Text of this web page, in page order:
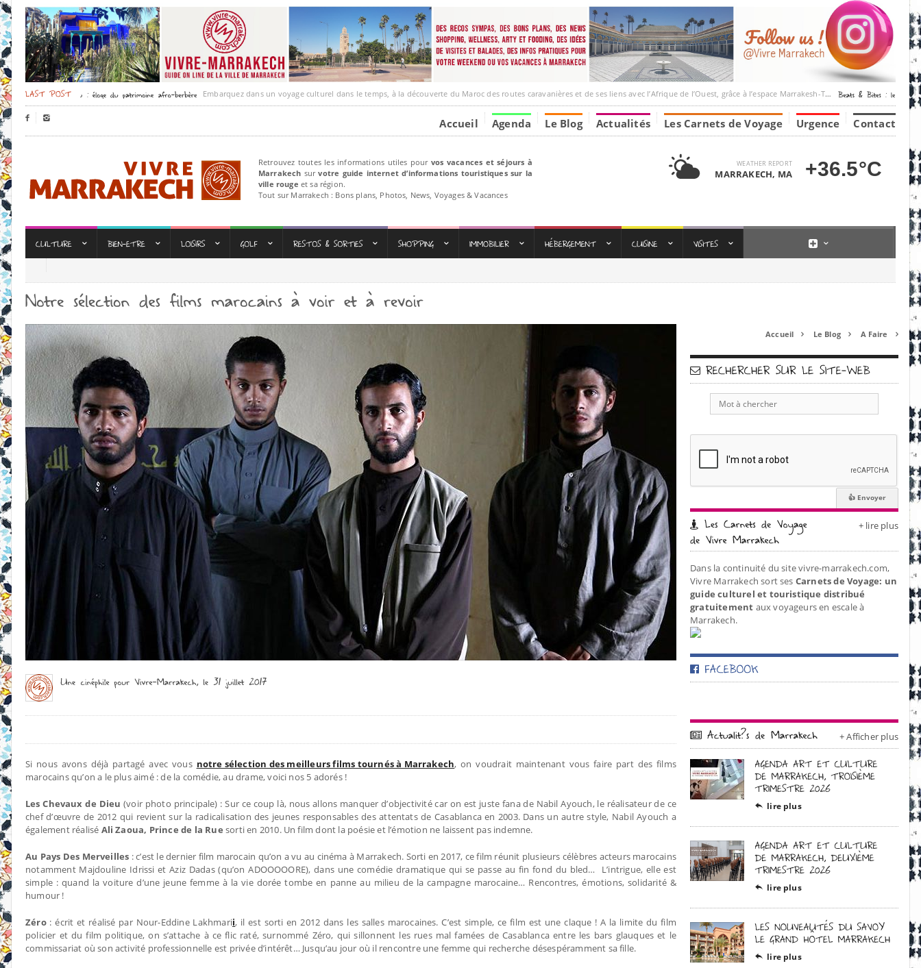
Embarquez dans un voyage culturel dans le temps, à la découverte du Maroc des routes caravanières et de ses liens avec l’Afrique de l’Ouest, grâce à l’espace Marrakesh-Tumbuktu.
  Accueil Agenda Le Blog Actualités Les Carnets de Voyage Urgence Contact
Retrouvez toutes les informations utiles pour vos vacances et séjours à
Marrakech survotre guide internet d’informations touristiques sur la
ville rouge et sa région.
Tout sur Marrakech : Bons plans, Photos, News, Voyages & Vacances
WEATHER REPORT
MARRAKECH, MA +36.5°C
Si nous avons déjà partagé avec vous notre sélection des meilleurs films tournés à Marrakech, on voudrait maintenant vous faire part des films
marocains qu’on a le plus aimé : de la comédie, au drame, voici nos 5 adorés !
Les Chevaux de Dieu (voir photo principale) : Sur ce coup là, nous allons manquer d’objectivité car on est juste fana de Nabil Ayouch, le réalisateur de ce
chef d’œuvre de 2012 qui revient sur la radicalisation des jeunes responsables des attentats de Casablanca en 2003. Dans un autre style, Nabil Ayouch a
également réalisé Ali Zaoua, Prince de la Rue sorti en 2010. Un film dont la poésie et l’émotion ne laissent pas indemne.
Au Pays Des Merveilles : c’est le dernier film marocain qu’on a vu au cinéma à Marrakech. Sorti en 2017, ce film réunit plusieurs célèbres acteurs marocains
notamment Majdouline Idrissi et Aziz Dadas (qu’on ADOOOOORE), dans une comédie dramatique qui se passe au fin fond du bled… L’intrigue, elle est
simple : quand la voiture d’une jeune femme à la vie dorée tombe en panne au milieu de la campagne marocaine… Rencontres, émotions, solidarité &
humour !
Zéro: écrit et réalisé par Nour-Eddine Lakhmarii, il est sorti en 2012 dans les salles marocaines. C’est simple, ce film est une claque ! A la limite du film
policier et du film politique, on s’attache à ce flic raté, surnommé Zéro, qui sillonnent les rues mal famées de Casablanca entre les bars glauques et le
commissariat où son activité professionnelle est privée d’intérêt… Jusqu’au jour où il rencontre une femme qui recherche désespéramment sa fille.
Accueil  Le Blog  A Faire 
+ lire plus
Dans la continuité du site vivre-marrakech.com,
Vivre Marrakech sort ses Carnets de Voyage: un
guide culturel et touristique distribué
gratuitement aux voyageurs en escale à
Marrakech.
+ Afficher plus
 lire plus
 lire plus
 lire plus